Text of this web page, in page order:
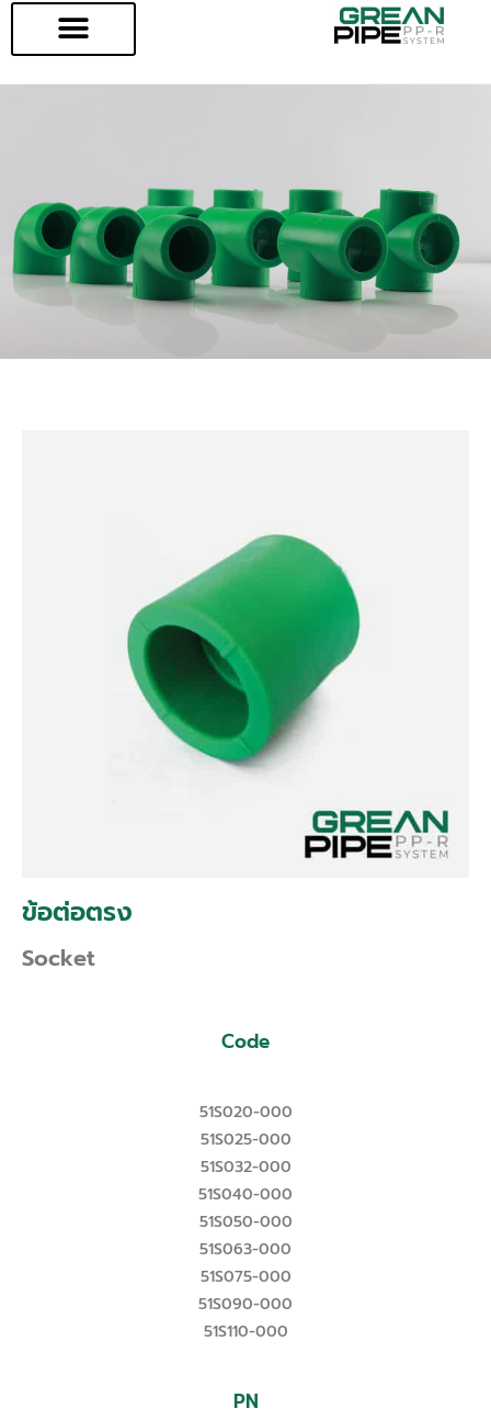
ข้อต่อตรง
Socket
Code
51S020-000
51S025-000
51S032-000
51S040-000
51S050-000
51S063-000
51S075-000
51S090-000
51S110-000
PN